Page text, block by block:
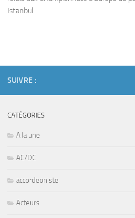
Istanbul
SUIVRE :
CATÉGORIES
A la une
AC/DC
accordeoniste
Acteurs